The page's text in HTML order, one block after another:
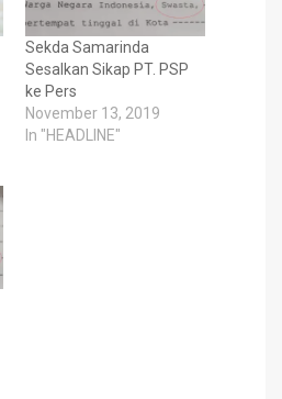
Sekda Samarinda
Sesalkan Sikap PT. PSP
ke Pers
November 13, 2019
In "HEADLINE"